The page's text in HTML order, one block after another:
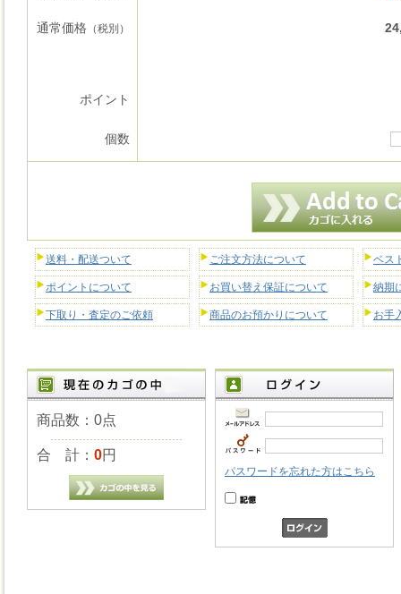
通常価格 （税別）
ポイント
個数
送料・配送ついて ご注文方法について ベス
ポイントについて お買い替え保証について 納期
下取り・査定のご依頼 商品のお預かりについて お手
商品数：0点
合 計： 0円
パスワードを忘れた方はこちら